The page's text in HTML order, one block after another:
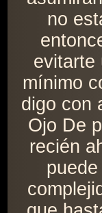
no
evitarte
mínimo
digo con
Ojo De
recién